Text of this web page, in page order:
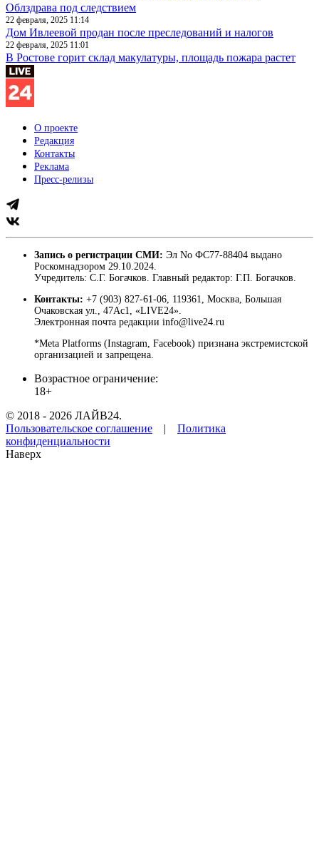
Облздрава под следствием
22 февраля, 2025 11:14
Дом Ивлеевой продан после преследований и налогов
22 февраля, 2025 11:01
В Ростове горит склад макулатуры, площадь пожара растет
О проекте
Редакция
Контакты
Реклама
Пресс-релизы
Запись о регистрации СМИ: Эл No ФС77-88404 выдано
Роскомнадзором 29.10.2024.
Учредитель: С.Г. Богачков. Главный редактор: Г.П. Богачков.
Контакты: +7 (903) 827-61-06, 119361, Москва, Большая
Очаковская ул., 47Ас1, «LIVE24».
Электронная почта редакции info@live24.ru
*Meta Platforms (Instagram, Facebook) признана экстремистской
организацией и запрещена.
Возрастное ограничение:
18+
© 2018 - 2026 ЛАЙВ24.
Пользовательское соглашение | Политика
конфиденциальности
Наверх